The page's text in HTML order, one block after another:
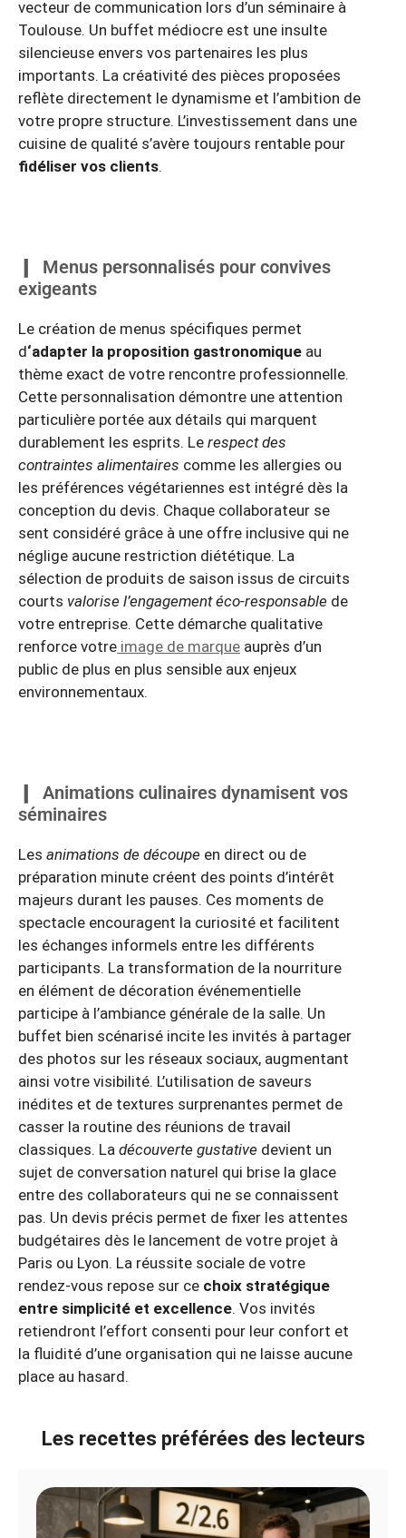
vecteur de communication lors d’un séminaire à
Toulouse. Un buffet médiocre est une insulte
silencieuse envers vos partenaires les plus
importants. La créativité des pièces proposées
reflète directement le dynamisme et l’ambition de
votre propre structure. L’investissement dans une
cuisine de qualité s’avère toujours rentable pour
fidéliser vos clients.
Menus personnalisés pour convives
exigeants
Le création de menus spécifiques permet
d‘adapter la proposition gastronomique au
thème exact de votre rencontre professionnelle.
Cette personnalisation démontre une attention
particulière portée aux détails qui marquent
durablement les esprits. Le respect des
contraintes alimentaires comme les allergies ou
les préférences végétariennes est intégré dès la
conception du devis. Chaque collaborateur se
sent considéré grâce à une offre inclusive qui ne
néglige aucune restriction diététique. La
sélection de produits de saison issus de circuits
courts valorise l’engagement éco-responsable de
votre entreprise. Cette démarche qualitative
renforce votre image de marque auprès d’un
public de plus en plus sensible aux enjeux
environnementaux.
Animations culinaires dynamisent vos
séminaires
Les animations de découpe en direct ou de
préparation minute créent des points d’intérêt
majeurs durant les pauses. Ces moments de
spectacle encouragent la curiosité et facilitent
les échanges informels entre les différents
participants. La transformation de la nourriture
en élément de décoration événementielle
participe à l’ambiance générale de la salle. Un
buffet bien scénarisé incite les invités à partager
des photos sur les réseaux sociaux, augmentant
ainsi votre visibilité. L’utilisation de saveurs
inédites et de textures surprenantes permet de
casser la routine des réunions de travail
classiques. La découverte gustative devient un
sujet de conversation naturel qui brise la glace
entre des collaborateurs qui ne se connaissent
pas. Un devis précis permet de fixer les attentes
budgétaires dès le lancement de votre projet à
Paris ou Lyon. La réussite sociale de votre
rendez-vous repose sur ce choix stratégique
entre simplicité et excellence. Vos invités
retiendront l’effort consenti pour leur confort et
la fluidité d’une organisation qui ne laisse aucune
place au hasard.
Les recettes préférées des lecteurs